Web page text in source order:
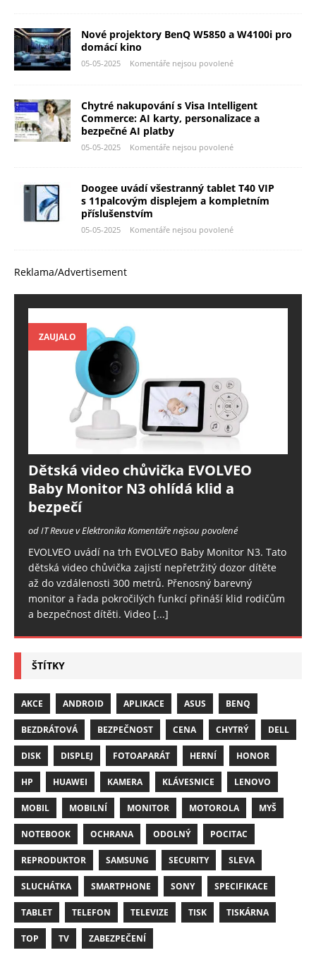
Nové projektory BenQ W5850 a W4100i pro
domácí kino
05-05-2025 Komentáře nejsou povolené
Chytré nakupování s Visa Intelligent
Commerce: AI karty, personalizace a
bezpečné AI platby
05-05-2025 Komentáře nejsou povolené
Doogee uvádí všestranný tablet T40 VIP
s 11palcovým displejem a kompletním
příslušenstvím
05-05-2025 Komentáře nejsou povolené
Reklama/Advertisement
ZAUJALO
Dětská video chůvička EVOLVEO
Baby Monitor N3 ohlídá klid a
bezpečí
od IT Revue v ElektronikaKomentáře nejsou povolené
EVOLVEO uvádí na trh EVOLVEO Baby Monitor N3. Tato
dětská video chůvička zajistí nepřetržitý dozor dítěte
až do vzdálenosti 300 metrů. Přenosný barevný
monitor a řada pokročilých funkcí přináší klid rodičům
a bezpečnost dítěti. Video [...]
ŠTÍTKY
AKCE ANDROID APLIKACE ASUS BENQ
BEZDRÁTOVÁ BEZPEČNOST CENA CHYTRÝ DELL
DISK DISPLEJ FOTOAPARÁT HERNÍ HONOR
HP HUAWEI KAMERA KLÁVESNICE LENOVO
MOBIL MOBILNÍ MONITOR MOTOROLA MYŠ
NOTEBOOK OCHRANA ODOLNÝ POCITAC
REPRODUKTOR SAMSUNG SECURITY SLEVA
SLUCHÁTKA SMARTPHONE SONY SPECIFIKACE
TABLET TELEFON TELEVIZE TISK TISKÁRNA
TOP TV ZABEZPEČENÍ